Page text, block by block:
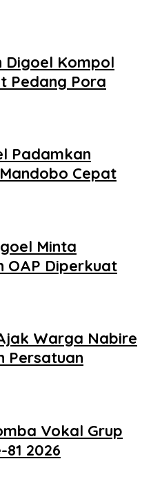
Digoel Kompol
Pedang Pora
Padamkan
Cepat
Minta
OAP Diperkuat
Warga Nabire
Persatuan
Vokal Grup
2026